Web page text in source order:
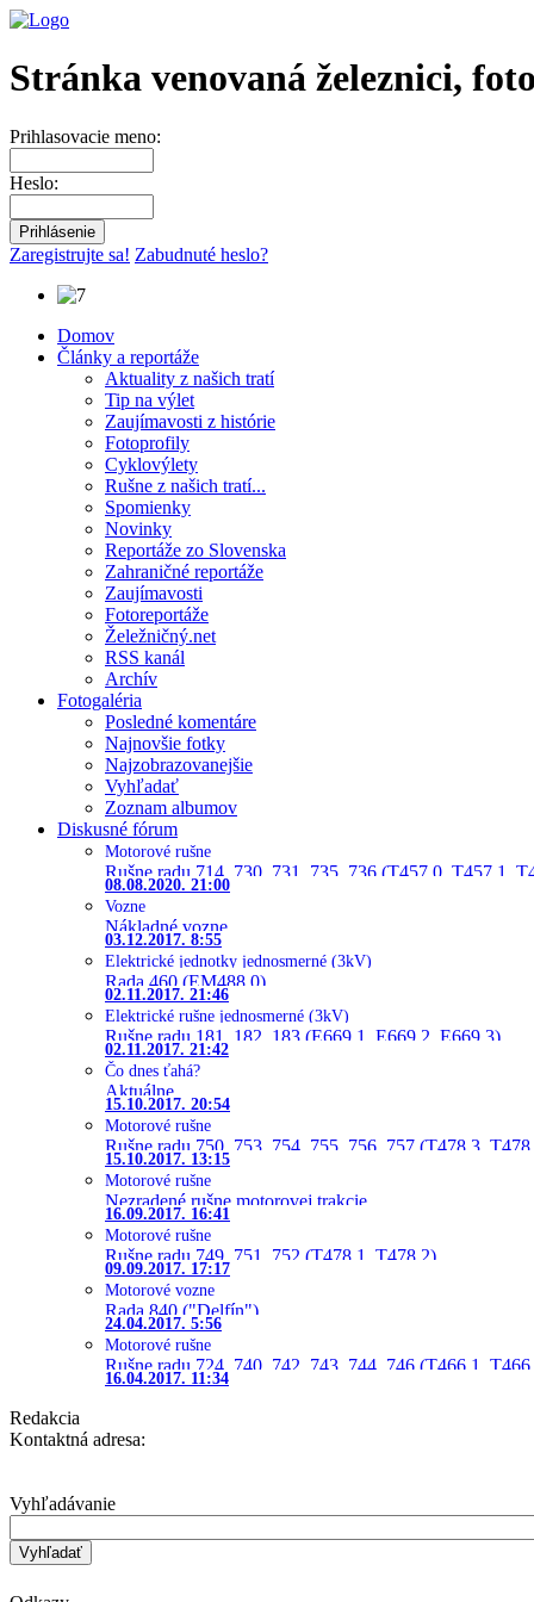
Stránka venovaná železnici,
Prihlasovacie meno:
Heslo:
Zaregistrujte sa! Zabudnuté heslo?
Domov
Články a reportáže
Aktuality z našich tratí
Tip na výlet
Zaujímavosti z histórie
Fotoprofily
Cyklovýlety
Rušne z našich tratí...
Spomienky
Novinky
Reportáže zo Slovenska
Zahraničné reportáže
Zaujímavosti
Fotoreportáže
Želežničný.net
RSS kanál
Archív
Fotogaléria
Posledné komentáre
Najnovšie fotky
Najzobrazovanejšie
Vyhľadať
Zoznam albumov
Diskusné fórum
Motorové rušne
Rušne radu 714, 730, 731, 735, 736 (T457.0, T457.1,
08.08.2020. 21:00
Vozne
Nákladné vozne
03.12.2017. 8:55
Elektrické jednotky jednosmerné (3kV)
Rada 460 (EM488.0)
02.11.2017. 21:46
Elektrické rušne jednosmerné (3kV)
Rušne radu 181, 182, 183 (E669.1, E669.2, E669.3)
02.11.2017. 21:42
Čo dnes ťahá?
Aktuálne
15.10.2017. 20:54
Motorové rušne
Rušne radu 750, 753, 754, 755, 756, 757 (T478.3,
15.10.2017. 13:15
Motorové rušne
Nezradené rušne motorovej trakcie
16.09.2017. 16:41
Motorové rušne
Rušne radu 749, 751, 752 (T478.1, T478.2)
09.09.2017. 17:17
Motorové vozne
Rada 840 ("Delfín")
24.04.2017. 5:56
Motorové rušne
Rušne radu 724, 740, 742, 743, 744, 746 (T466.1,
16.04.2017. 11:34
Redakcia
Kontaktná adresa:
Vyhľadávanie